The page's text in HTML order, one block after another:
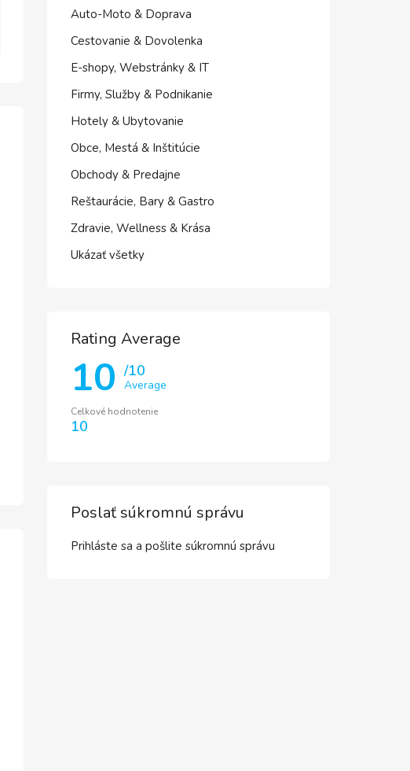
Auto-Moto & Doprava
Cestovanie & Dovolenka
E-shopy, Webstránky & IT
Firmy, Služby & Podnikanie
Hotely & Ubytovanie
Obce, Mestá & Inštitúcie
Obchody & Predajne
Reštaurácie, Bary & Gastro
Zdravie, Wellness & Krása
Ukázať všetky
Rating Average
10 /10
Average
Celkové hodnotenie
10
Poslať súkromnú správu
Prihláste sa a pošlite súkromnú správu